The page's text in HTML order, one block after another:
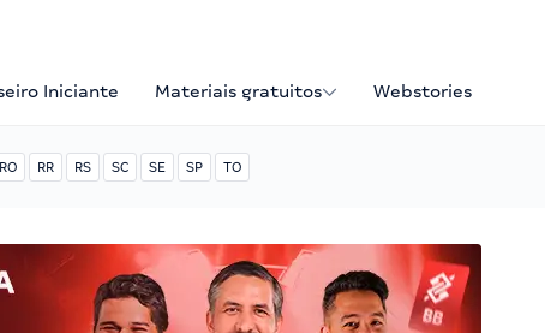
Iniciante Materiais gratuitos Webstories
RO RR RS SC SE SP TO